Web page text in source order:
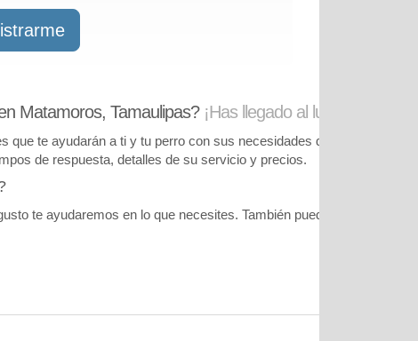
Matamoros, Tamaulipas? ¡Has llegado al lugar correcto!
te ayudarán a ti y tu perro con sus necesidades de cuidado.
de respuesta, detalles de su servicio y precios.
te ayudaremos en lo que necesites. También puedes visitar